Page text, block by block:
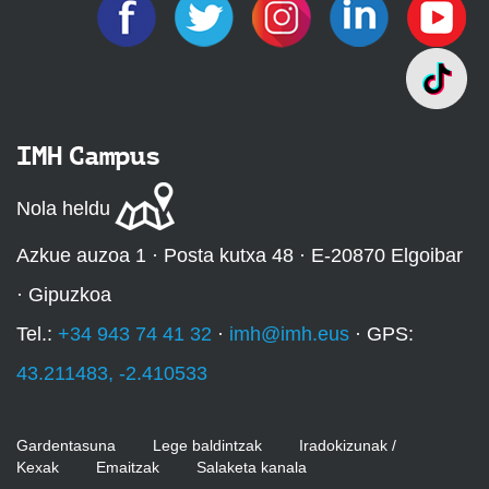
IMH Campus
Nola heldu
Azkue auzoa 1 · Posta kutxa 48 · E-20870 Elgoibar
· Gipuzkoa
Tel.: +34 943 74 41 32 · imh@imh.eus · GPS:
43.211483, -2.410533
Gardentasuna Lege baldintzak
Iradokizunak /
Kexak
Emaitzak Salaketa kanala